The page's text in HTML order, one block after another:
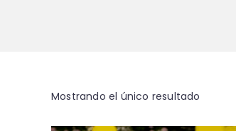
Mostrando el único resultado